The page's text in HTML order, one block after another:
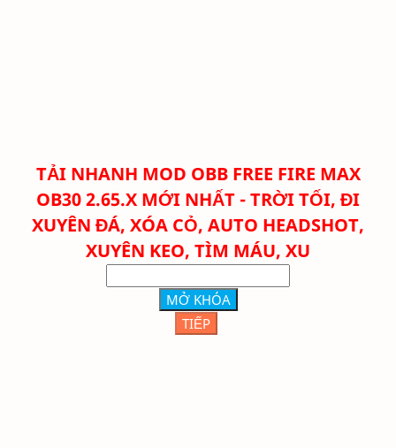
TẢI NHANH MOD OBB FREE FIRE MAX
OB30 2.65.X MỚI NHẤT - TRỜI TỐI, ĐI
XUYÊN ĐÁ, XÓA CỎ, AUTO HEADSHOT,
XUYÊN KEO, TÌM MÁU, XU
MỞ KHÓA
TIẾP